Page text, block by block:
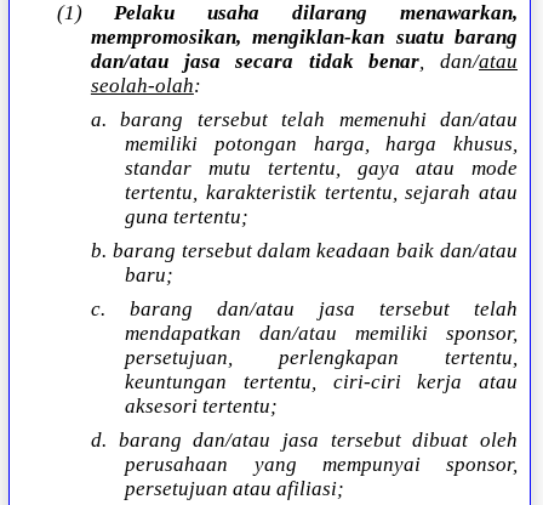
(1)Pelaku usaha dilarang menawarkan,
mempromosikan, mengiklan-kan suatu barang
dan/atau jasa secara tidak benar, dan/atau
seolah-olah:
a. barang tersebut telah memenuhi dan/atau
memiliki potongan harga, harga khusus,
standar mutu tertentu, gaya atau mode
tertentu, karakteristik tertentu, sejarah atau
guna tertentu;
b. barang tersebut dalam keadaan baik dan/atau
baru;
c. barang dan/atau jasa tersebut telah
mendapatkan dan/atau memiliki sponsor,
persetujuan, perlengkapan tertentu,
keuntungan tertentu, ciri-ciri kerja atau
aksesori tertentu;
d. barang dan/atau jasa tersebut dibuat oleh
perusahaan yang mempunyai sponsor,
persetujuan atau afiliasi;